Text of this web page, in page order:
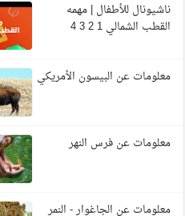
ناشيونال للأطفال | مهمه
القطب الشمالي 1 2 3 4
معلومات عن البيسون الأمريكي
معلومات عن فرس النهر
معلومات عن الجاغوار - النمر